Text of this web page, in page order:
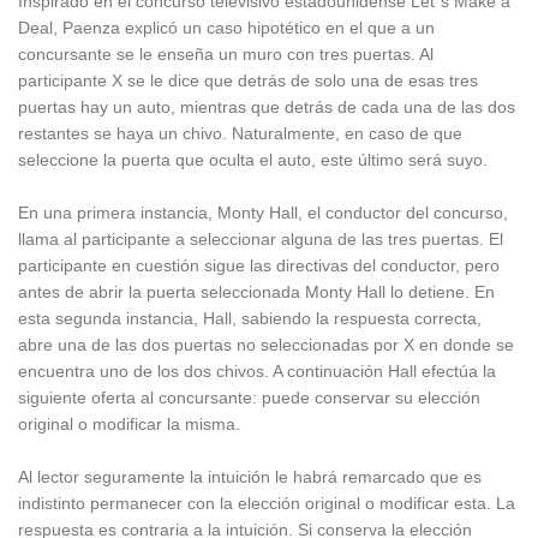
Deal, Paenza explicó un caso hipotético en el que a un
concursante se le enseña un muro con tres puertas. Al
participante X se le dice que detrás de solo una de esas tres
puertas hay un auto, mientras que detrás de cada una de las dos
restantes se haya un chivo. Naturalmente, en caso de que
seleccione la puerta que oculta el auto, este último será suyo.
En una primera instancia, Monty Hall, el conductor del concurso,
llama al participante a seleccionar alguna de las tres puertas. El
participante en cuestión sigue las directivas del conductor, pero
antes de abrir la puerta seleccionada Monty Hall lo detiene. En
esta segunda instancia, Hall, sabiendo la respuesta correcta,
abre una de las dos puertas no seleccionadas por X en donde se
encuentra uno de los dos chivos. A continuación Hall efectúa la
siguiente oferta al concursante: puede conservar su elección
original o modificar la misma.
Al lector seguramente la intuición le habrá remarcado que es
indistinto permanecer con la elección original o modificar esta. La
respuesta es contraria a la intuición. Si conserva la elección